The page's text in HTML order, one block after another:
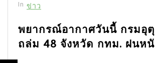
In ข่าว
พยากรณ์อากาศวันนี้ กรมอุ
ถล่ม 48 จังหวัด กทม. ฝนหนั